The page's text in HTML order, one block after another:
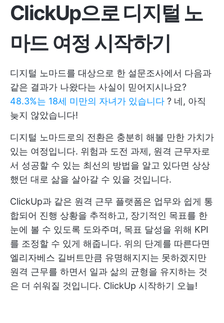
ClickUp으로 디지털 노
마드 여정 시작하기
디지털 노마드를 대상으로 한 설문조사에서 다음과
같은 결과가 나왔다는 사실이 믿어지시나요?
48.3%는 18세 미만의 자녀가 있습니다 ? 네, 아직
늦지 않았습니다!
디지털 노마드로의 전환은 충분히 해볼 만한 가치가
있는 여정입니다. 위험과 도전 과제, 원격 근무자로
서 성공할 수 있는 최선의 방법을 알고 있다면 상상
했던 대로 삶을 살아갈 수 있을 것입니다.
ClickUp과 같은 원격 근무 플랫폼은 업무와 쉽게 통
합되어 진행 상황을 추적하고, 장기적인 목표를 한
눈에 볼 수 있도록 도와주며, 목표 달성을 위해 KPI
를 조정할 수 있게 해줍니다. 위의 단계를 따른다면
엘리자베스 길버트만큼 유명해지지는 못하겠지만
원격 근무를 하면서 일과 삶의 균형을 유지하는 것
은 더 쉬워질 것입니다. ClickUp 시작하기 오늘!